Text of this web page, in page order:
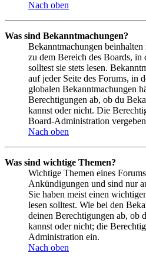
Nach oben
Was sind Bekanntmachungen?
Bekanntmachungen
zu dem Bereich des Boards,
solltest sie stets lesen.
auf jeder Seite des Forums, in
globalen Bekanntmachungen
Berechtigungen ab, ob du
kannst oder nicht. Die
Board-Administration
Nach oben
Was sind wichtige Themen?
Wichtige Themen eines
Ankündigungen und sind nur
Sie haben meist einen
lesen solltest. Wie bei den
deinen Berechtigungen ab, ob
kannst oder nicht; die
Administration ein.
Nach oben